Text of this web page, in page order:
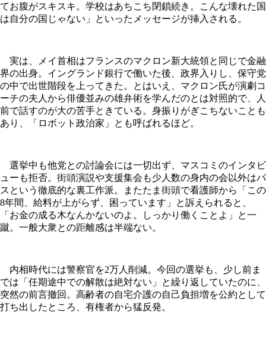
てお腹がスキスキ。学校はあちこち閉鎖続き。こんな壊れた国
は自分の国じゃない」といったメッセージが挿入される。
実は、メイ首相はフランスのマクロン新大統領と同じで金融
界の出身。イングランド銀行で働いた後、政界入りし、保守党
の中で出世階段を上ってきた。とはいえ、マクロン氏が演劇コ
ーチの夫人から俳優並みの雄弁術を学んだのとは対照的で、人
前で話すのが大の苦手ときている。身振りがぎこちないことも
あり、「ロボット政治家」とも呼ばれるほど。
選挙中も他党との討論会には一切出ず、マスコミのインタビ
ューも拒否。街頭演説や支援集会も少人数の身内の会以外はパ
スという徹底的な裏工作派。またたま街頭で看護師から「この
8年間、給料が上がらず、困っています」と訴えられると、
「お金の成る木なんかないのよ。しっかり働くことよ」と一
蹴。一般大衆との距離感は半端ない。
内相時代には警察官を2万人削減。今回の選挙も、少し前ま
では「任期途中での解散は絶対ない」と繰り返していたのに、
突然の前言撤回。高齢者の自宅介護の自己負担増を公約として
打ち出したところ、有権者から猛反発。